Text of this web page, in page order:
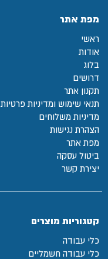
מפת אתר
ראשי
אודות
בלוג
דרושים
תקנון אתר
תנאי שימוש ומדיניות פרטיות
מדיניות משלוחים
הצהרת נגישות
מפת אתר
ביטול עסקה
יצירת קשר
קטגוריות מוצרים
כלי עבודה
כלי עבודה חשמליים